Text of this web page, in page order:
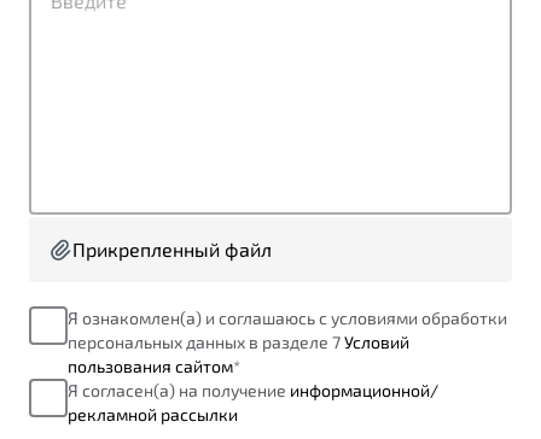
от 1 699 990 ₽*
Универсальный кроссовер
Тест-драйв
Автокредит
Спецпредложения
Преимущества программы
Запись на сервис
Калькулятор ТО
Клиентская поддержка
Прикрепленный файл
Я ознакомлен(а) и соглашаюсь с условиями обработки
персональных данных в разделе 7Условий
пользования сайтом*
Я согласен(а) на получение информационной/
рекламной рассылки